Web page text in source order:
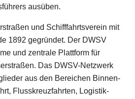
ausüben.
und Schifffahrtsverein mit
1892 gegründet. Der DWSV
und zentrale Plattform für
Das DWSV-Netzwerk
aus den Bereichen Binnen-
Flusskreuzfahrten, Logistik-